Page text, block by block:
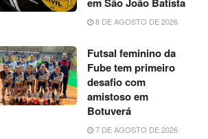
8 DE AGOSTO DE 2026
Futsal feminino da
Fube tem primeiro
desafio com
amistoso em
Botuverá
7 DE AGOSTO DE 2026